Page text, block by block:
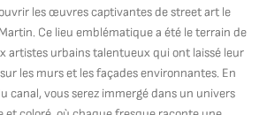
les œuvres captivantes de street art le
Ce lieu emblématique a été le terrain de
artistes urbains talentueux qui ont laissé leur
les murs et les façades environnantes. En
canal, vous serez immergé dans un univers